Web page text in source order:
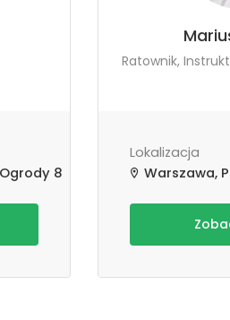
8
Ratownik,
Lokalizacja
Warszawa,